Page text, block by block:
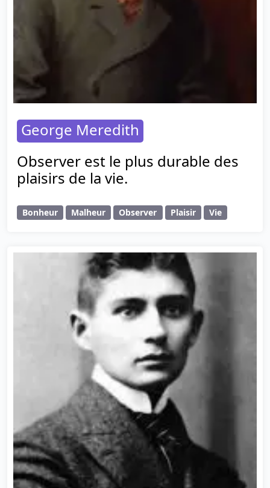
George Meredith
Observer est le plus durable des
plaisirs de la vie.
Bonheur Malheur Observer Plaisir Vie